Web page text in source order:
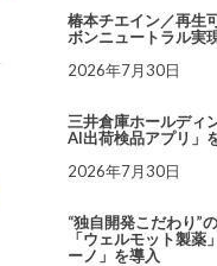
椿本チエイン／再生
ボンニュートラル実
2026年7月30日
三井倉庫ホールディ
AI出荷検品アプリ」
2026年7月30日
“独自開発こだわり”
「ウェルモット製薬
ーノ」を導入